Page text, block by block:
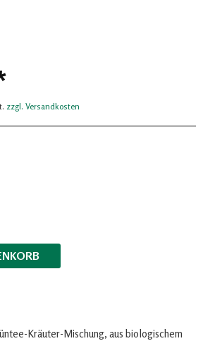
zzgl. Versandkosten
Kräuter-Mischung, aus biologischem